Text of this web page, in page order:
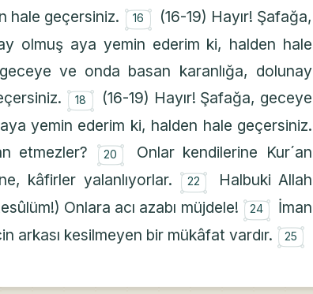
hale geçersiniz. ۝
16
(16-19) Hayır! Şafağa,
olmuş aya yemin ederim ki, halden hale
ve onda basan karanlığa, dolunay
۝
18
(16-19) Hayır! Şafağa, geceye
yemin ederim ki, halden hale geçersiniz.
etmezler? ۝
20
Onlar kendilerine Kur´an
kâfirler yalanlıyorlar. ۝
22
Halbuki Allah
Onlara acı azabı müjdele! ۝
24
İman
arkası kesilmeyen bir mükâfat vardır. ۝
25